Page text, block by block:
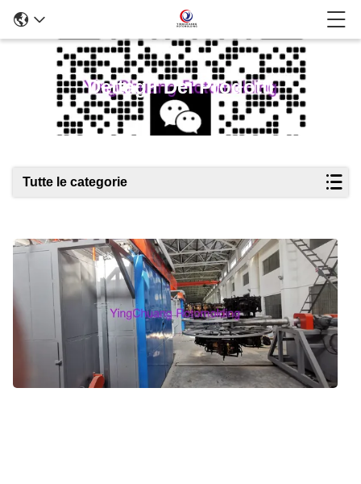
Dettagli Dei Prodotti
Tutte le categorie